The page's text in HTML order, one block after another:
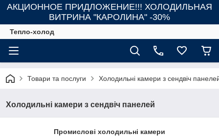
АКЦИОННОЕ ПРИДЛОЖЕНИЕ!!! ХОЛОДИЛЬНАЯ
ВИТРИНА "КАРОЛИНА" -30%
Тепло-холод
Товари та послуги Холодильні камери з сендвіч
Холодильні камери з сендвіч панелей
Промислові холодильні камери